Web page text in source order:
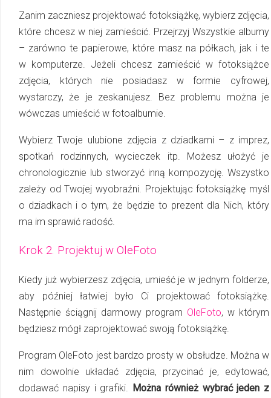
Zanim zaczniesz projektować fotoksiążkę, wybierz zdjęcia,
które chcesz w niej zamieścić. Przejrzyj Wszystkie albumy
– zarówno te papierowe, które masz na półkach, jak i te
w kom­pu­te­rze. Jeżeli chcesz zamieścić w fotoksiążce
zdjęcia, których nie po­sia­dasz w formie cyfrowej,
wystarczy, że je zeskanujesz. Bez problemu można je
wówczas umieścić w fotoalbumie.
Wybierz Twoje ulubione zdjęcia z dziadkami – z imprez,
spotkań rodzinnych, wycieczek itp. Możesz ułożyć je
chronologicznie lub stworzyć inną kompozycję. Wszystko
zależy od Twojej wyobraźni. Projektując fotoksiążkę myśl
o dziadkach i o tym, że będzie to prezent dla Nich, który
ma im sprawić radość.
Krok 2. Projektuj w OleFoto
Kiedy już wybierzesz zdjęcia, umieść je w jednym folderze,
aby później łatwiej było Ci projektować fotoksiążkę.
Następnie ściągnij darmowy program OleFoto, w którym
bę­dziesz mógł zaprojektować swoją fotoksiążkę.
Program OleFoto jest bardzo prosty w obsłudze. Można w
nim dowolnie układać zdjęcia, przycinać je, edytować,
dodawać napisy i grafiki. Można również wybrać jeden z